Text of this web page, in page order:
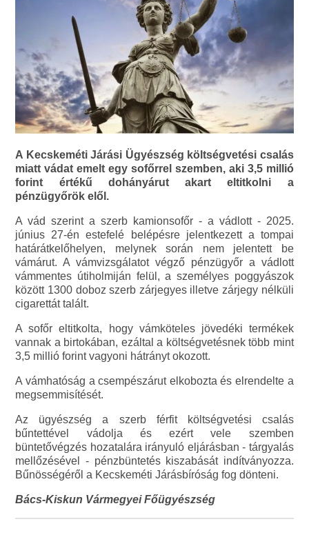
A Kecskeméti Járási Ügyészség költségvetési csalás
miatt vádat emelt egy sofőrrel szemben, aki 3,5 millió
forint értékű dohányárut akart eltitkolni a
pénzügyőrök elől.
A vád szerint a szerb kamionsofőr - a vádlott - 2025.
június 27-én estefelé belépésre jelentkezett a tompai
határátkelőhelyen, melynek során nem jelentett be
vámárut. A vámvizsgálatot végző pénzügyőr a vádlott
vámmentes útiholmiján felül, a személyes poggyászok
között 1300 doboz szerb zárjegyes illetve zárjegy nélküli
cigarettát talált.
A sofőr eltitkolta, hogy vámköteles jövedéki termékek
vannak a birtokában, ezáltal a költségvetésnek több mint
3,5 millió forint vagyoni hátrányt okozott.
A vámhatóság a csempészárut elkobozta és elrendelte a
megsemmisítését.
Az ügyészség a szerb férfit költségvetési csalás
bűntettével vádolja és ezért vele szemben
büntetővégzés hozatalára irányuló eljárásban - tárgyalás
mellőzésével - pénzbüntetés kiszabását indítványozza.
Bűnösségéről a Kecskeméti Járásbíróság fog dönteni.
Bács-Kiskun Vármegyei Főügyészség